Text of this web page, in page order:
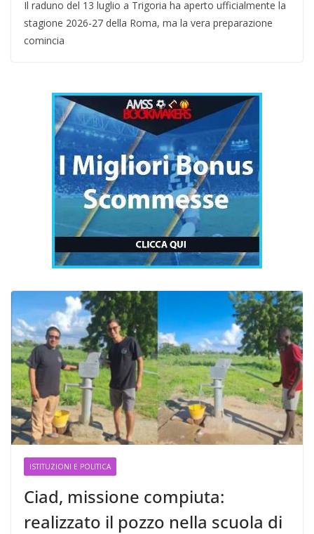
Il raduno del 13 luglio a Trigoria ha aperto ufficialmente la
stagione 2026-27 della Roma, ma la vera preparazione
comincia
ISTITUZIONI E POLITICA
Ciad, missione compiuta:
realizzato il pozzo nella scuola di